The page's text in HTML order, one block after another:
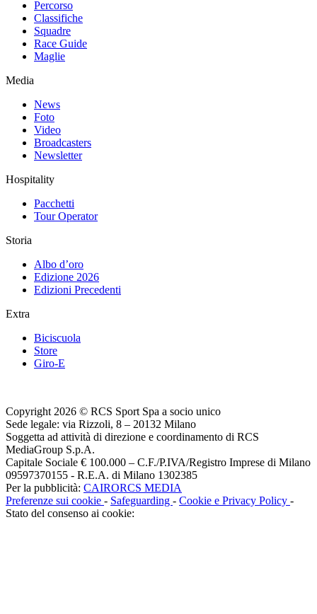
Percorso
Classifiche
Squadre
Race Guide
Maglie
Media
News
Foto
Video
Broadcasters
Newsletter
Hospitality
Pacchetti
Tour Operator
Storia
Albo d’oro
Edizione 2026
Edizioni Precedenti
Extra
Biciscuola
Store
Giro-E
Copyright 2026 © RCS Sport Spa a socio unico
Sede legale: via Rizzoli, 8 – 20132 Milano
Soggetta ad attività di direzione e coordinamento di RCS
MediaGroup S.p.A.
Capitale Sociale € 100.000 – C.F./P.IVA/Registro Imprese di Milano
09597370155 - R.E.A. di Milano 1302385
Per la pubblicità: CAIRORCS MEDIA
Preferenze sui cookie - Safeguarding - Cookie e Privacy Policy -
Stato del consenso ai cookie: